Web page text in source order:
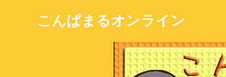
こんぱまるオンライン